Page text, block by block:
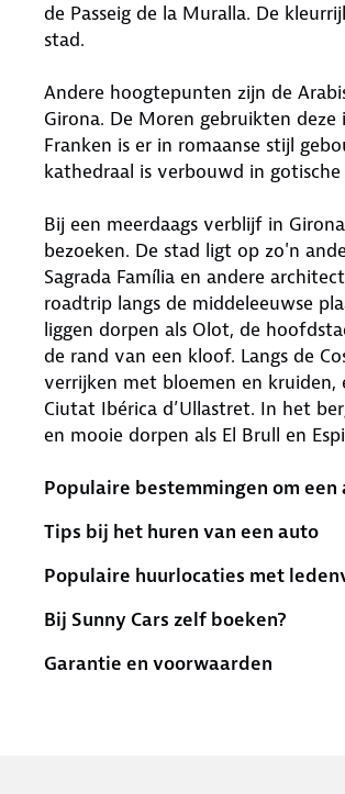
de Passeig de la Muralla. De
stad.
Andere hoogtepunten zijn de
Girona. De Moren gebruikten
Franken is er in romaanse stijl
kathedraal is verbouwd in
Bij een meerdaags verblijf in
bezoeken. De stad ligt op zo'n
Sagrada Família en andere
roadtrip langs de middeleeuwse
liggen dorpen als Olot, de
de rand van een kloof. Langs de
verrijken met bloemen en kruiden,
Ciutat Ibérica d’Ullastret. In het
en mooie dorpen als El Brull en
Populaire bestemmingen om
Tips bij het huren van een auto
Populaire huurlocaties met
Bij Sunny Cars zelf boeken?
Garantie en voorwaarden